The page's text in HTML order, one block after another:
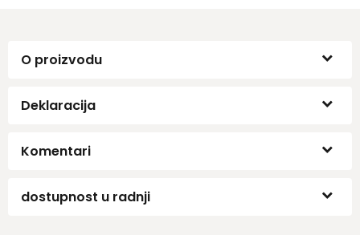
O proizvodu
Deklaracija
Komentari
dostupnost u radnji